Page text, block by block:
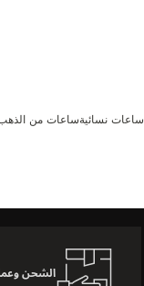
ساعات نسائيةساعات من
الشحن